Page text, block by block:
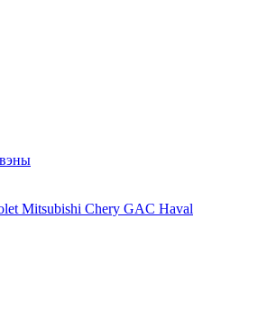
Mitsubishi Chery GAC Haval